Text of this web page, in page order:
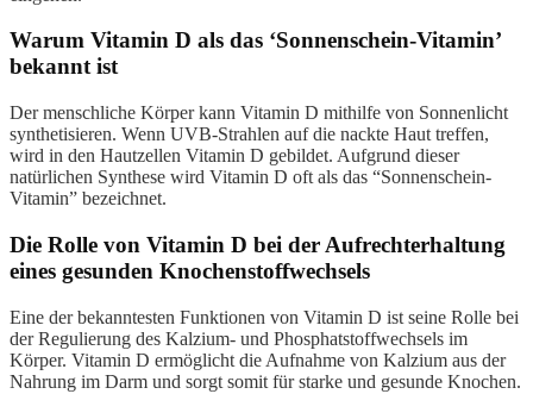
Warum Vitamin D als das ‘Sonnenschein-Vitamin’
bekannt ist
Der menschliche Körper kann Vitamin D mithilfe von Sonnenlicht
synthetisieren. Wenn UVB-Strahlen auf die nackte Haut treffen,
wird in den Hautzellen Vitamin D gebildet. Aufgrund dieser
natürlichen Synthese wird Vitamin D oft als das “Sonnenschein-
Vitamin” bezeichnet.
Die Rolle von Vitamin D bei der Aufrechterhaltung
eines gesunden Knochenstoffwechsels
Eine der bekanntesten Funktionen von Vitamin D ist seine Rolle bei
der Regulierung des Kalzium- und Phosphatstoffwechsels im
Körper. Vitamin D ermöglicht die Aufnahme von Kalzium aus der
Nahrung im Darm und sorgt somit für starke und gesunde Knochen.